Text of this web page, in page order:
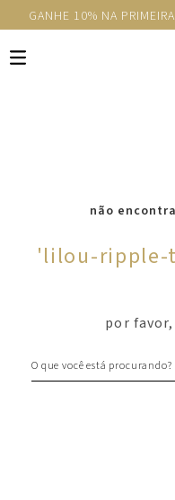
GANHE 10% NA
não
'lilou-ripple-
por